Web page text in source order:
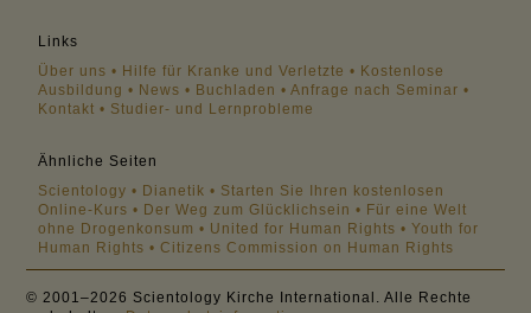
Links
Über uns
Hilfe für Kranke und Verletzte
Kostenlose
Ausbildung
News Buchladen
Anfrage nach Seminar
Kontakt
Studier- und Lernprobleme
Ähnliche Seiten
Scientology
Dianetik
Starten Sie Ihren kostenlosen
Online-Kurs
Der Weg zum Glücklichsein
Für eine Welt
ohne Drogenkonsum
United for Human Rights
Youth for
Human Rights
Citizens Commission on Human Rights
© 2001–2026 Scientology Kirche International. Alle Rechte